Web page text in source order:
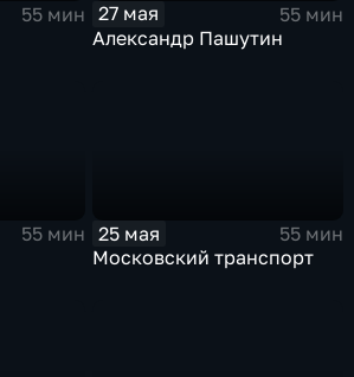
55 мин
27 мая
55 мин
Александр Пашутин
55 мин
25 мая
55 мин
Московский транспорт